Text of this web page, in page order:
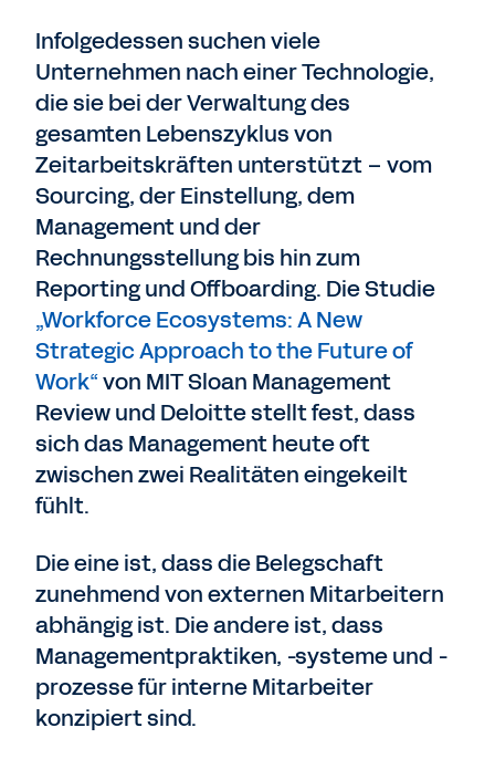
Infolgedessen suchen viele
Unternehmen nach einer Technologie,
die sie bei der Verwaltung des
gesamten Lebenszyklus von
Zeitarbeitskräften unterstützt – vom
Sourcing, der Einstellung, dem
Management und der
Rechnungsstellung bis hin zum
Reporting und Offboarding. Die Studie
„Workforce Ecosystems: A New
Strategic Approach to the Future of
Work“von MIT Sloan Management
Review und Deloitte stellt fest, dass
sich das Management heute oft
zwischen zwei Realitäten eingekeilt
fühlt.
Die eine ist, dass die Belegschaft
zunehmend von externen Mitarbeitern
abhängig ist. Die andere ist, dass
Managementpraktiken, -systeme und -
prozesse für interne Mitarbeiter
konzipiert sind.